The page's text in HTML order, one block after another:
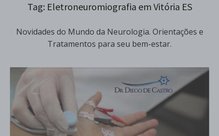
Tag: Eletroneuromiografia em Vitória ES
Novidades do Mundo da Neurologia. Orientações e
Tratamentos para seu bem-estar.